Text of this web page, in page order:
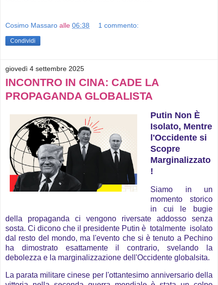
Cosimo Massaro alle 06:38 1 commento:
Condividi
giovedì 4 settembre 2025
INCONTRO IN CINA: CADE LA
PROPAGANDA GLOBALISTA
Putin Non È
Isolato, Mentre
l'Occidente si
Scopre
Marginalizzato
!
Siamo in un
momento storico
in cui le bugie
della propaganda ci vengono riversate addosso senza
sosta. Ci dicono che il presidente Putin è totalmente isolato
dal resto del mondo, ma l'evento che si è tenuto a Pechino
ha dimostrato esattamente il contrario, svelando la
debolezza e la marginalizzazione dell'Occidente globalsita.
La parata militare cinese per l'ottantesimo anniversario della